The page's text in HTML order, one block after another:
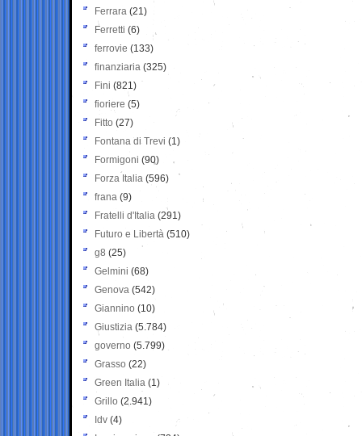
Ferrara (21)
Ferretti (6)
ferrovie (133)
finanziaria (325)
Fini (821)
fioriere (5)
Fitto (27)
Fontana di Trevi (1)
Formigoni (90)
Forza Italia (596)
frana (9)
Fratelli d'Italia (291)
Futuro e Libertà (510)
g8 (25)
Gelmini (68)
Genova (542)
Giannino (10)
Giustizia (5.784)
governo (5.799)
Grasso (22)
Green Italia (1)
Grillo (2.941)
Idv (4)